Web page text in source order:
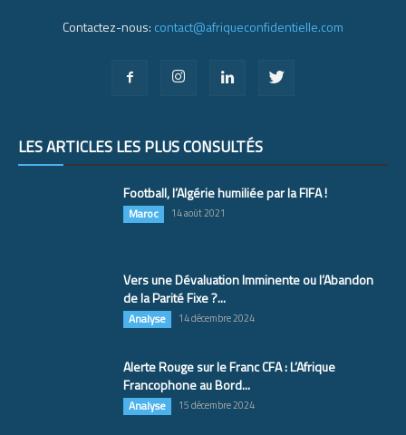
Contactez-nous: contact@afriqueconfidentielle.com
LES ARTICLES LES PLUS CONSULTÉS
Football, l’Algérie humiliée par la FIFA !
Maroc 14 août 2021
Vers une Dévaluation Imminente ou l’Abandon
de la Parité Fixe ?...
Analyse 14 décembre 2024
Alerte Rouge sur le Franc CFA : L’Afrique
Francophone au Bord...
Analyse 15 décembre 2024